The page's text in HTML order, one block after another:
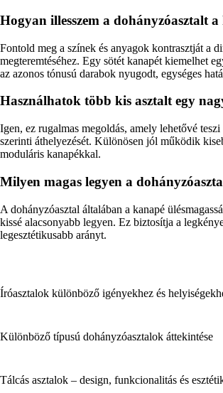
Hogyan illesszem a dohányzóasztalt
Fontold meg a színek és anyagok kontrasztját a
megteremtéséhez. Egy sötét kanapét kiemelhet
az azonos tónusú darabok nyugodt, egységes
Használhatok több kis asztalt egy
Igen, ez rugalmas megoldás, amely lehetővé
szerinti áthelyezését. Különösen jól működik
moduláris kanapékkal.
Milyen magas legyen a
A dohányzóasztal általában a kanapé
kissé alacsonyabb legyen. Ez biztosítja a
legesztétikusabb arányt.
Íróasztalok különböző igényekhez és
Különböző típusú dohányzóasztalok áttekintése
Tálcás asztalok – design, funkcionalitás és